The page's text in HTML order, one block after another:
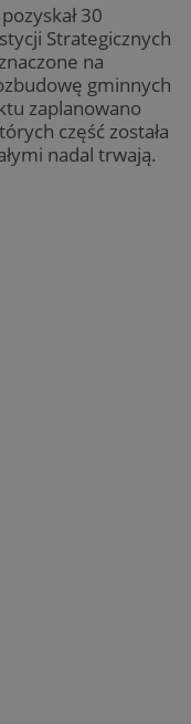
30
Strategicznych
na
gminnych
zaplanowano
część została
nadal trwają.